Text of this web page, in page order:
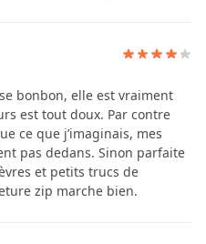
bonbon, elle est vraiment
est tout doux. Par contre
ce que j’imaginais, mes
pas dedans. Sinon parfaite
et petits trucs de
zip marche bien.